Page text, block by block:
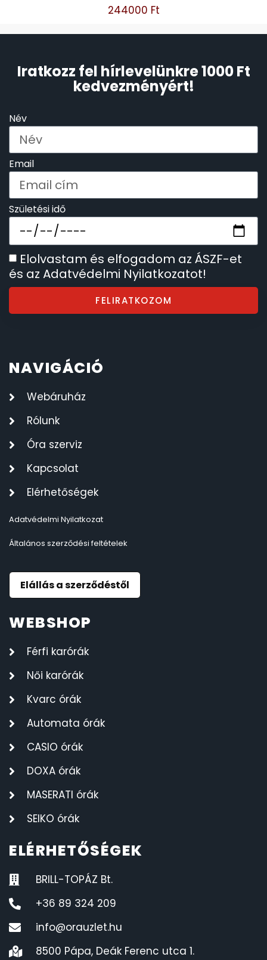
244000 Ft
Iratkozz fel hírlevelünkre 1000 Ft
kedvezményért!
Név
Email
Születési idő
Elolvastam és elfogadom az ÁSZF-et
és az Adatvédelmi Nyilatkozatot!
FELIRATKOZOM
NAVIGÁCIÓ
Webáruház
Rólunk
Óra szerviz
Kapcsolat
Elérhetőségek
Adatvédelmi Nyilatkozat
Általános szerződési feltételek
Elállás a szerződéstől
WEBSHOP
Férfi karórák
Női karórák
Kvarc órák
Automata órák
CASIO órák
DOXA órák
MASERATI órák
SEIKO órák
ELÉRHETŐSÉGEK
BRILL-TOPÁZ Bt.
+36 89 324 209
info@orauzlet.hu
8500 Pápa, Deák Ferenc utca 1.